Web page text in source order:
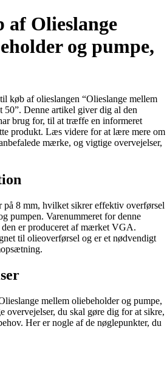
Olieslange
og pumpe,
køb af olieslangen “Olieslange mellem
50”. Denne artikel giver dig al den
brug for, til at træffe en informeret
produkt. Læs videre for at lære mere om
mærke, og vigtige overvejelser,
på 8 mm, hvilket sikrer effektiv overførsel
pumpen. Varenummeret for denne
er produceret af mærket VGA.
til olieoverførsel og er et nødvendigt
mellem oliebeholder og pumpe,
overvejelser, du skal gøre dig for at sikre,
Her er nogle af de nøglepunkter, du